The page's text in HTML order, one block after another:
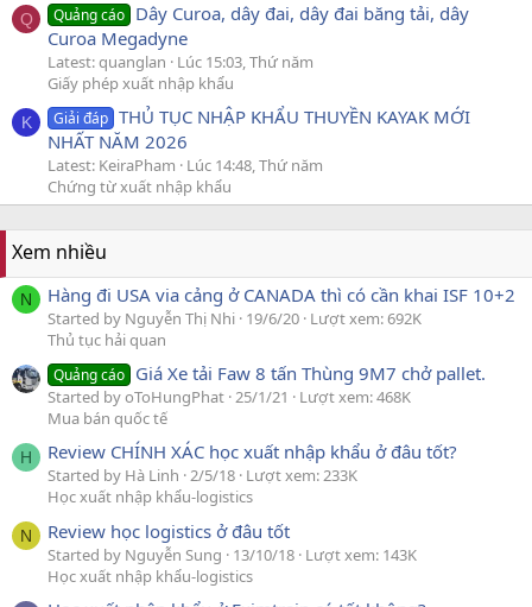
Q Quảng cáo Dây Curoa, dây đai, dây đai băng tải, dây
Curoa Megadyne
Latest: quanglan
Lúc 15:03, Thứ năm
Giấy phép xuất nhập khẩu
K Giải đáp THỦ TỤC NHẬP KHẨU THUYỀN KAYAK MỚI
NHẤT NĂM 2026
Latest: KeiraPham
Lúc 14:48, Thứ năm
Chứng từ xuất nhập khẩu
Xem nhiều
N Hàng đi USA via cảng ở CANADA thì có cần khai ISF 10+2
Started by Nguyễn Thị Nhi 19/6/20 Lượt xem: 692K
Thủ tục hải quan
Quảng cáo Giá Xe tải Faw 8 tấn Thùng 9M7 chở pallet.
Started by oToHungPhat 25/1/21
Lượt xem: 468K
Mua bán quốc tế
H Review CHÍNH XÁC học xuất nhập khẩu ở đâu tốt?
Started by Hà Linh 2/5/18 Lượt xem: 233K
Học xuất nhập khẩu-logistics
N Review học logistics ở đâu tốt
Started by Nguyễn Sung 13/10/18 Lượt xem: 143K
Học xuất nhập khẩu-logistics